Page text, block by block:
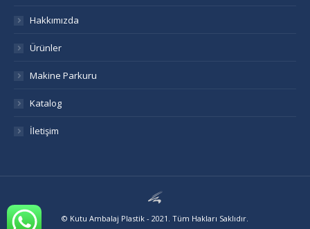
Hakkımızda
Ürünler
Makine Parkuru
Katalog
İletişim
© Kutu Ambalaj Plastik - 2021. Tüm Hakları Saklıdır.